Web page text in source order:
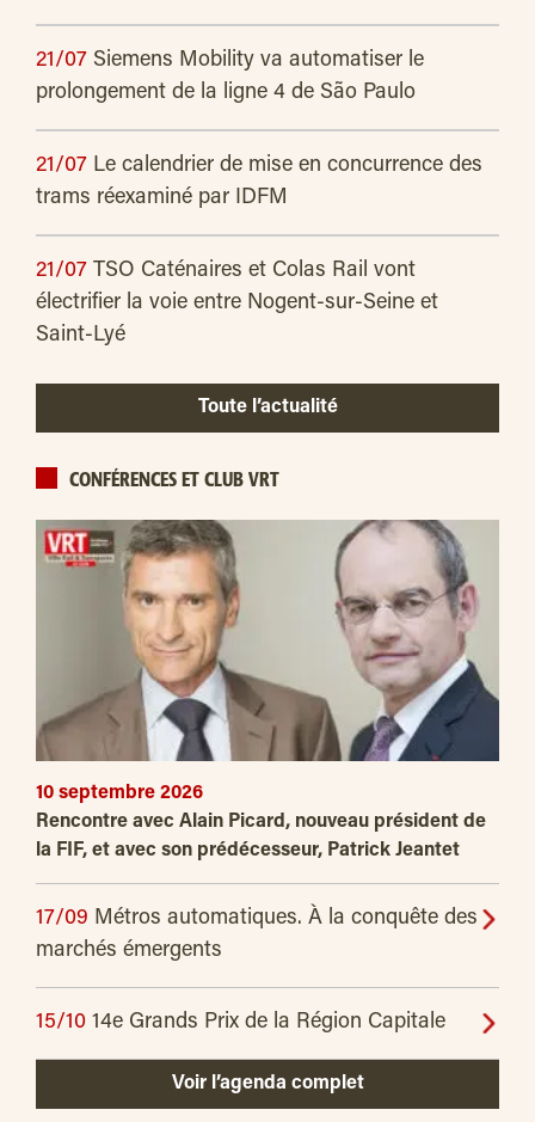
21/07 Siemens Mobility va automatiser le
prolongement de la ligne 4 de São Paulo
21/07 Le calendrier de mise en concurrence des
trams réexaminé par IDFM
21/07 TSO Caténaires et Colas Rail vont
électrifier la voie entre Nogent-sur-Seine et
Saint-Lyé
Toute l’actualité
CONFÉRENCES ET CLUB VRT
10 septembre 2026
Rencontre avec Alain Picard, nouveau président de
la FIF, et avec son prédécesseur, Patrick Jeantet
17/09 Métros automatiques. À la conquête des
marchés émergents
15/10 14e Grands Prix de la Région Capitale
Voir l’agenda complet